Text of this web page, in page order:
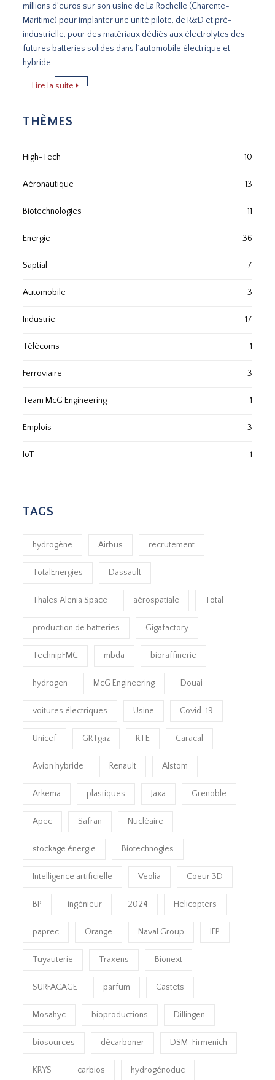
millions d’euros sur son usine de La Rochelle (Charente-
Maritime) pour implanter une unité pilote, de R&D et pré-
industrielle, pour des matériaux dédiés aux électrolytes des
futures batteries solides dans l’automobile électrique et
hybride.
Lire la suite
THÈMES
High-Tech 10
Aéronautique 13
Biotechnologies 11
Energie 36
Saptial 7
Automobile 3
Industrie 17
Télécoms 1
Ferroviaire 3
Team McG Engineering 1
Emplois 3
IoT 1
TAGS
hydrogène Airbus recrutement
TotalEnergies Dassault
Thales Alenia Space aérospatiale Total
production de batteries Gigafactory
TechnipFMC mbda bioraffinerie
hydrogen McG Engineering Douai
voitures électriques Usine Covid-19
Unicef GRTgaz RTE Caracal
Avion hybride Renault Alstom
Arkema plastiques Jaxa Grenoble
Apec Safran Nucléaire
stockage énergie Biotechnogies
Intelligence artificielle Veolia Coeur 3D
BP ingénieur 2024 Helicopters
paprec Orange Naval Group IFP
Tuyauterie Traxens Bionext
SURFACAGE parfum Castets
Mosahyc bioproductions Dillingen
biosources décarboner DSM-Firmenich
KRYS carbios hydrogénoduc